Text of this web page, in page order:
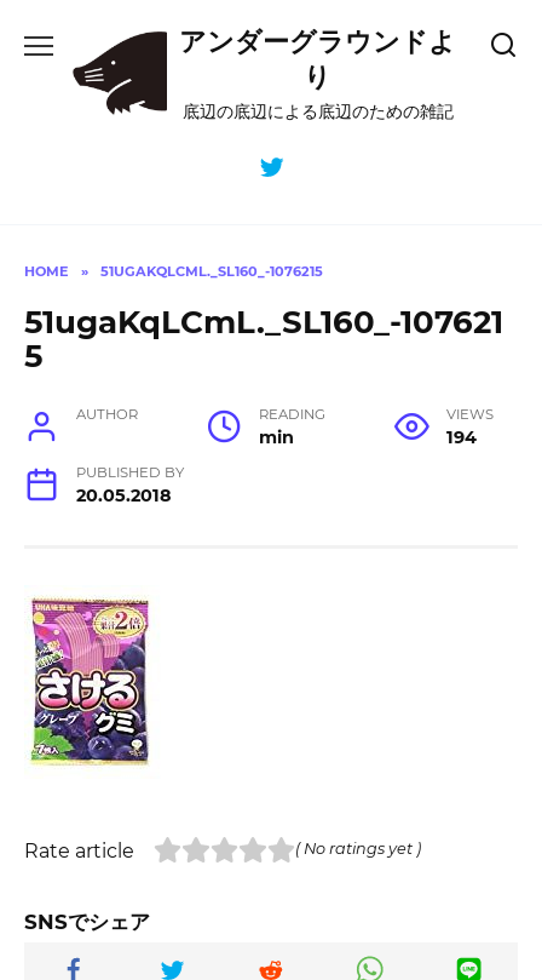
content
アンダーグラウンドよ
り
底辺の底辺による底辺のための雑記
HOME » 51UGAKQLCML._SL160_-1076215
51ugaKqLCmL._SL160_-107621
5
AUTHOR READING
min
VIEWS
194
PUBLISHED BY
20.05.2018
Rate article ( No ratings yet )
SNSでシェア